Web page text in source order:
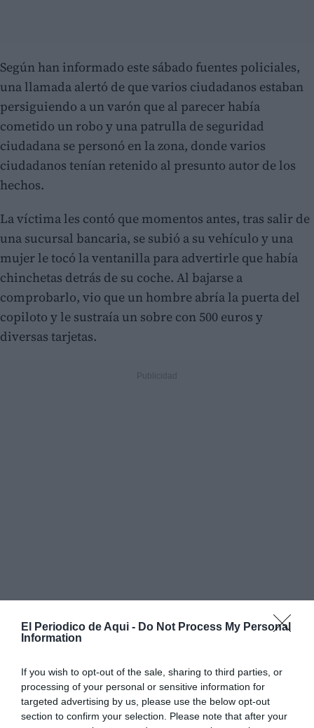
El Periodico de Aqui - Do Not Process My Personal
Information
If you wish to opt-out of the sale, sharing to third parties, or
processing of your personal or sensitive information for
targeted advertising by us, please use the below opt-out
section to confirm your selection. Please note that after your
Según han informado este sábado fuentes policiales,
una llamada alertó de que varios ciudadanos estaban
persiguiendo a un varón que al parecer había
cometido un robo y una patrulla de seguridad
ciudadana se personó en la zona, donde varios
ciudadanos tenían retenido al presunto autor de los
hechos.
La víctima les contó que momentos antes, tras salir de
una sucursal bancaria, se subió a su vehículo y una
mujer le tocó la ventanilla para advertirle que había
chinchetas detrás de su coche. Al bajarse a
comprobarlo, vio que un hombre abría la puerta del
copiloto y le sustraía un sobre con 500 euros y
diversas tarjetas.